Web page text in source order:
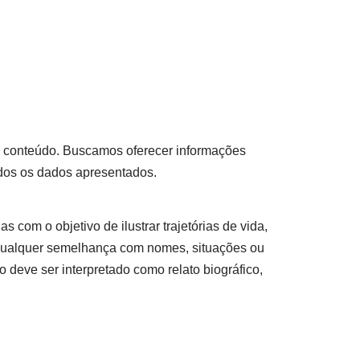
Buscamos oferecer informações
os dados apresentados.
com o objetivo de ilustrar trajetórias de vida,
semelhança com nomes, situações ou
ser interpretado como relato biográfico,